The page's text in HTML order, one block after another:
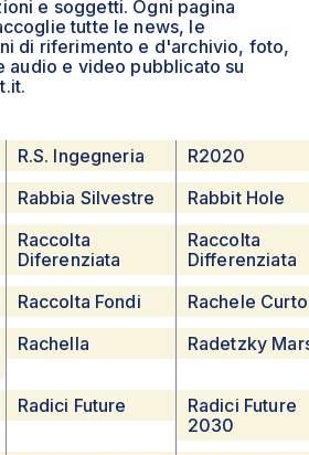
e soggetti. Ogni pagina
tutte le news, le
di riferimento e d'archivio, foto,
audio e video pubblicato su
R.S. Ingegneria
R2020
Rabbia Silvestre
Rabbit Hole
Raccolta
Diferenziata
Raccolta
Differenziata
Raccolta Fondi
Rachele Curto
Rachella Radetzky
Radici Future
Radici Future
2030